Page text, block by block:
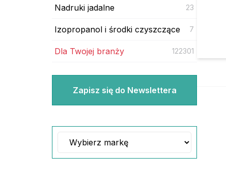
Nadruki jadalne 23
Izopropanol i środki czyszczące 7
Dla Twojej branży 122301
Zapisz się do Newslettera